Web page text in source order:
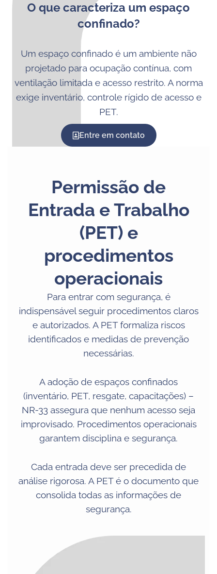
O que caracteriza um espaço
confinado?
Um espaço confinado é um ambiente não
projetado para ocupação contínua, com
ventilação limitada e acesso restrito. A norma
exige inventário, controle rígido de acesso e
PET.
Entre em contato
Permissão de
Entrada e Trabalho
(PET) e
procedimentos
operacionais
Para entrar com segurança, é
indispensável seguir procedimentos claros
e autorizados. A PET formaliza riscos
identificados e medidas de prevenção
necessárias.
A adoção de espaços confinados
(inventário, PET, resgate, capacitações) –
NR-33 assegura que nenhum acesso seja
improvisado. Procedimentos operacionais
garantem disciplina e segurança.
Cada entrada deve ser precedida de
análise rigorosa. A PET é o documento que
consolida todas as informações de
segurança.